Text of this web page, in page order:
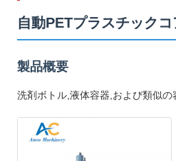
自動PETプラスチック
製品概要
洗剤ボトル,液体容器,および類似